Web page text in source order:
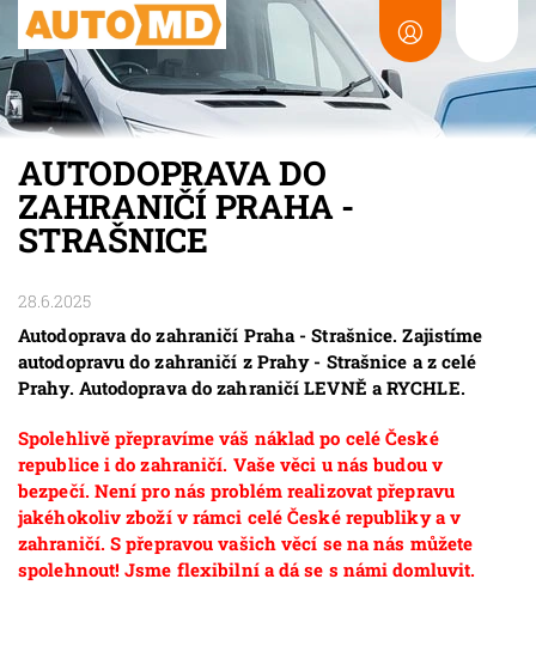
AUTODOPRAVA DO
ZAHRANIČÍ PRAHA -
STRAŠNICE
28.6.2025
Autodoprava do zahraničí Praha - Strašnice. Zajistíme
autodopravu do zahraničí z Prahy - Strašnice a z celé
Prahy. Autodoprava do zahraničí LEVNĚ a RYCHLE.
Spolehlivě přepravíme váš náklad po celé České
republice i do zahraničí. Vaše věci u nás budou v
bezpečí. Není pro nás problém realizovat přepravu
jakéhokoliv zboží v rámci celé České republiky a v
zahraničí. S přepravou vašich věcí se na nás můžete
spolehnout! Jsme flexibilní a dá se s námi domluvit.